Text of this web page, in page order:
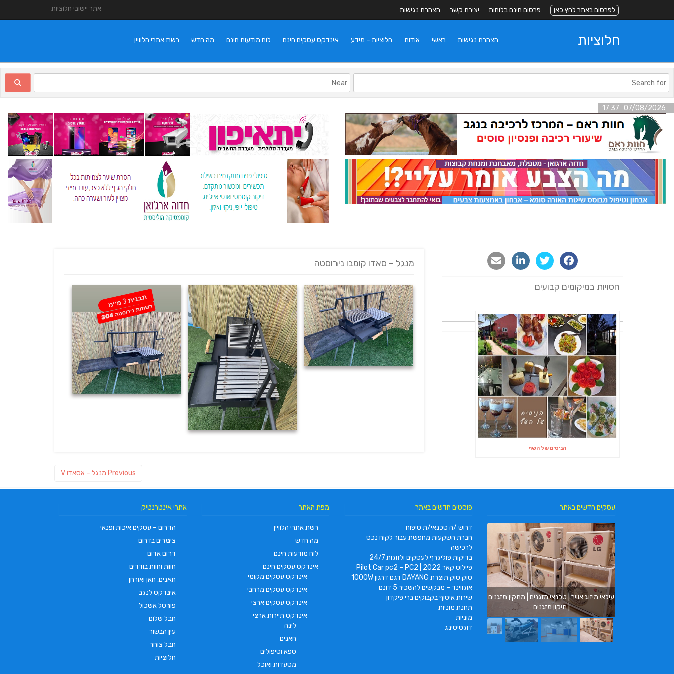
אתר יישובי חלוציות לפרסום באתר לחץ כאן פרסום חינם בלוחות יצירת קשר הצהרת נגישות
חלוציות רשת אתרי הלוויין מה חדש לוח מודעות חינם אינדקס עסקים חינם חלוציות – מידע אודות ראשי הצהרת נגישות
07/08/2026 17:37
מנגל – סאדו קומבו נירוסטה
Previous
Previous
מנגל – אסאדו V
חסויות במיקומים קבועים
הניסים של השף
אתרי אינטרנטיק
הדרום – עסקים איכות ופנאי
צימרים בדרום
דרום אדום
חוות וחוות בודדים
חאנים, חאן ואורחן
אינדקס לנגב
פורטל אשכול
חבל שלום
עין הבשור
חבל צוחר
חלוציות
מפת האתר
רשת אתרי הלוויין
מה חדש
לוח מודעות חינם
אינדקס עסקים חינם
אינדקס עסקים מקומי
אינדקס עסקים מרחבי
אינדקס עסקים ארצי
אינדקס תיירות ארצי
לינה
חאנים
ספא וטיפולים
מסעדות ואוכל
פוסטים חדשים באתר
דרוש /ה טכנאי/ת טיפוח
חברת השקעות מחפשת עבור לקוח נכס
לרכישה
בדיקות פוליגרף לעסקים ולזוגות 24/7
פיילוט קאר 2022 | Pilot Car pc2 – PC2
טוק טוק תוצרת DAYANG דגם דרגון 1000W
אוגווינד – מבקשים להשכיר 5 דונם
שירות איסוף בקבוקים ברי פיקדון
תחנת מוניות
מוניות
דוגסיטינג
עסקים חדשים באתר
עילאי מיזוג אוויר | טכנאי מזגנים | מתקין מזגנים
| תיקון מזגנים
מ.ב מערכות קירור | ייצור | הרכבה | הקמה |
בניית חדרי קירור | בניית מערכות קירור והקפאה
גרר מאיר | בחיפה והקריות
L.T.O יעוץ משכנתאות וכלכלת משפחה | יועץ
משכנתאות באשכול